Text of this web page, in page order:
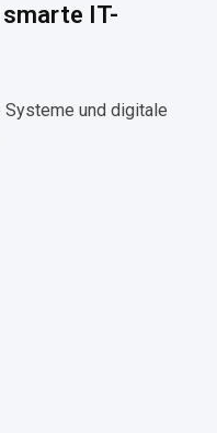
IT-
Systeme und digitale